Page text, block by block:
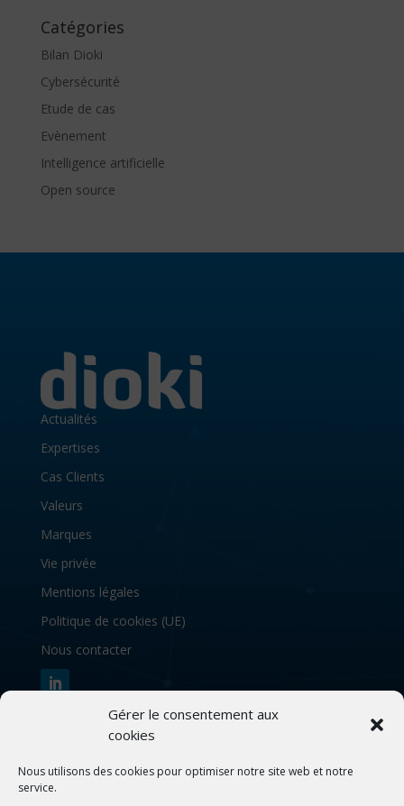
Gérer le consentement aux
cookies
Nous utilisons des cookies pour optimiser notre site web et notre
service.
Catégories
Bilan Dioki
Cybersécurité
Etude de cas
Evènement
Intelligence artificielle
Open source
Actualités
Expertises
Cas Clients
Valeurs
Marques
Vie privée
Mentions légales
Politique de cookies (UE)
Nous contacter
S’abonner à notre newsletter